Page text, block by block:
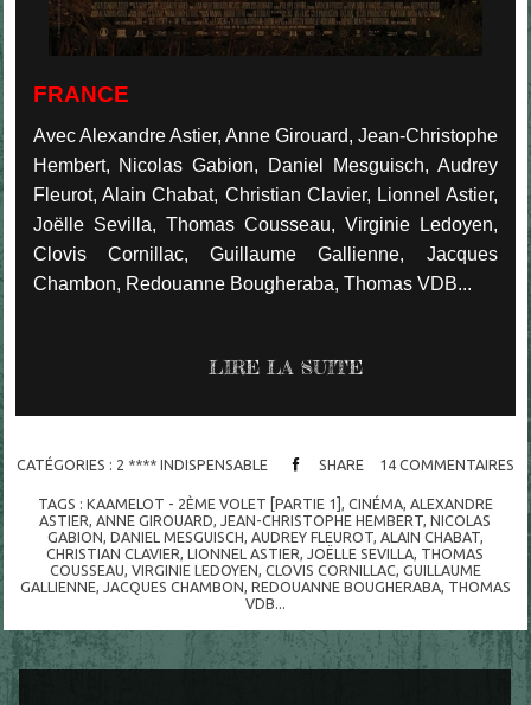
FRANCE
Avec Alexandre Astier, Anne Girouard, Jean-Christophe
Hembert, Nicolas Gabion, Daniel Mesguisch, Audrey
Fleurot, Alain Chabat, Christian Clavier, Lionnel Astier,
Joëlle Sevilla, Thomas Cousseau, Virginie Ledoyen,
Clovis Cornillac, Guillaume Gallienne, Jacques
Chambon, Redouanne Bougheraba, Thomas VDB...
LIRE LA SUITE
CATÉGORIES : 2 **** INDISPENSABLE SHARE 14 COMMENTAIRES
TAGS : KAAMELOT - 2ÈME VOLET [PARTIE 1] CINÉMA, ALEXANDRE
ASTIER ANNE GIROUARD JEAN-CHRISTOPHE HEMBERT ,NICOLAS
GABION DANIEL MESGUISCH AUDREY FLEUROT, ALAIN CHABAT,
CHRISTIAN CLAVIER ,LIONNEL ASTIER JOËLLE SEVILLA THOMAS
COUSSEAU VIRGINIE LEDOYEN CLOVIS CORNILLAC, GUILLAUME
GALLIENNE
JACQUES CHAMBON REDOUANNE BOUGHERABA, THOMAS
VDB...